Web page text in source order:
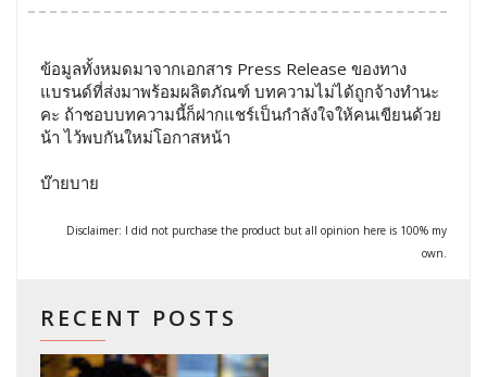
ข้อมูลทั้งหมดมาจากเอกสาร Press Release ของทาง
แบรนด์ที่ส่งมาพร้อมผลิตภัณฑ์ บทความไม่ได้ถูกจ้างทำนะ
คะ ถ้าชอบบทความนี้ก็ฝากแชร์เป็นกำลังใจให้คนเขียนด้วย
น้า ไว้พบกันใหม่โอกาสหน้า
บ๊ายบาย
Disclaimer: I did not purchase the product but all opinion here is 100% my
own.
RECENT POSTS